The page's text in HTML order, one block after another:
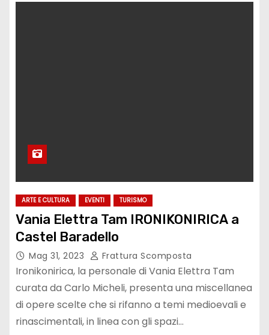
ARTE E CULTURA EVENTI TURISMO
Vania Elettra Tam IRONIKONIRICA a
Castel Baradello
Mag 31, 2023 Frattura Scomposta
Ironikonirica, la personale di Vania Elettra Tam
curata da Carlo Micheli, presenta una miscellanea
di opere scelte che si rifanno a temi medioevali e
rinascimentali, in linea con gli spazi…